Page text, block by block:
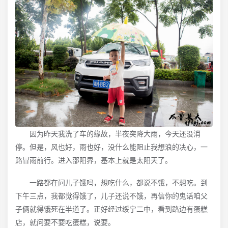
因为昨天我洗了车的缘故，半夜突降大雨，今天还没消
停。但是，风也好，雨也好，没什么能阻止我想浪的决心，一
路冒雨前行。进入邵阳界，基本上就是太阳天了。
一路都在问儿子饿吗，想吃什么，都说不饿，不想吃。到
下午三点，我都觉得饿了，儿子还说不饿，再信你的鬼话咱父
子俩就得饿死在半道了。正好经过绥宁二中，看到路边有蛋糕
店，就问要不要吃蛋糕，说要。